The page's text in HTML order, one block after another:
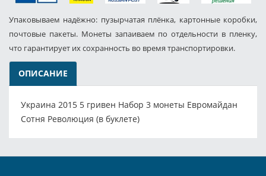
Упаковываем надёжно: пузырчатая плёнка, картонные коробки,
почтовые пакеты. Монеты запаиваем по отдельности в пленку,
что гарантирует их сохранность во время транспортировки.
ОПИСАНИЕ
Украина 2015 5 гривен Набор 3 монеты Евромайдан
Сотня Революция (в буклете)